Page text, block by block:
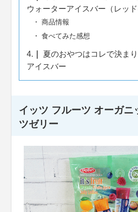
ウォーターアイスバー（レッド
商品情報
食べてみた感想
4.
夏のおやつはコレで決ま
アイスバー
イッツ フルーツ オーガ
ツゼリー